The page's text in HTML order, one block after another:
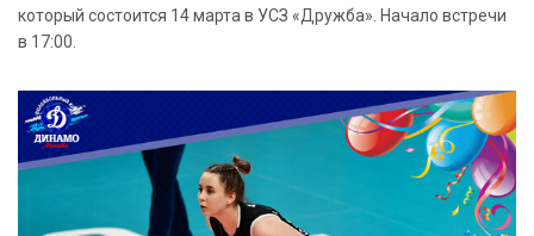
который состоится 14 марта в УСЗ «Дружба». Начало встречи
в 17:00.